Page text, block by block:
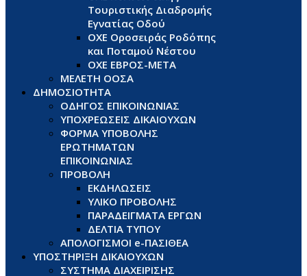
Τουριστικής Διαδρομής
Εγνατίας Οδού
ΟΧΕ Οροσειράς Ροδόπης
και Ποταμού Νέστου
ΟΧΕ ΕΒΡΟΣ-ΜΕΤΑ
ΜΕΛΕΤΗ ΟΟΣΑ
ΔΗΜΟΣΙΟΤΗΤΑ
ΟΔΗΓΟΣ ΕΠΙΚΟΙΝΩΝΙΑΣ
ΥΠΟΧΡΕΩΣΕΙΣ ΔΙΚΑΙΟΥΧΩΝ
ΦΟΡΜΑ ΥΠΟΒΟΛΗΣ
ΕΡΩΤΗΜΑΤΩΝ
ΕΠΙΚΟΙΝΩΝΙΑΣ
ΠΡΟΒΟΛΗ
ΕΚΔΗΛΩΣΕΙΣ
ΥΛΙΚΟ ΠΡΟΒΟΛΗΣ
ΠΑΡΑΔΕΙΓΜΑΤΑ ΕΡΓΩΝ
ΔΕΛΤΙΑ ΤΥΠΟΥ
ΑΠΟΛΟΓΙΣΜΟΙ e-ΠΑΣΙΘΕΑ
ΥΠΟΣΤΗΡΙΞΗ ΔΙΚΑΙΟΥΧΩΝ
ΣΥΣΤΗΜΑ ΔΙΑΧΕΙΡΙΣΗΣ